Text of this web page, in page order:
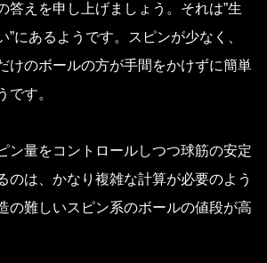
答えを申し上げましょう。それは”生
”にあるようです。スピンが少なく、
けのボールの方が手間をかけずに簡単
です。
ン量をコントロールしつつ球筋の安定
のは、かなり複雑な計算が必要のよう
の難しいスピン系のボールの値段が高